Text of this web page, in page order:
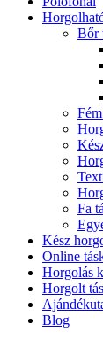
Bőr
Fa
Kész
Online
Horgolás
Horgolt
Blog